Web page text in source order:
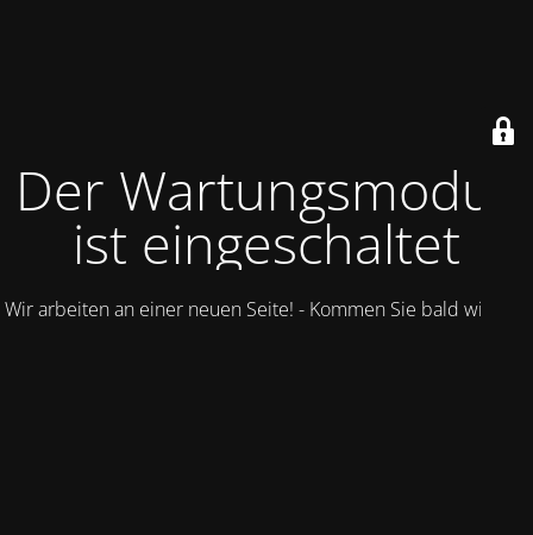
Der Wartungsmodus
ist eingeschaltet
Wir arbeiten an einer neuen Seite! - Kommen Sie bald wieder.